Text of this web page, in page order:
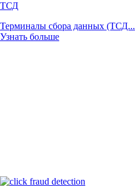
ТСД
Терминалы сбора данных (ТСД...
Узнать больше